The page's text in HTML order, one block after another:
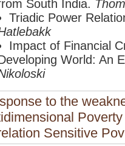
South India.
Triadic Power
Impact of Financial
World: An
to the
Sensitive